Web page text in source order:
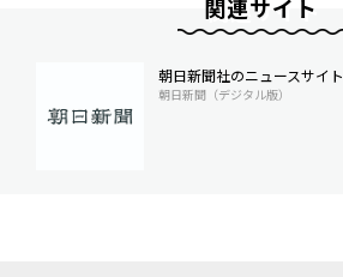
関連サイト
朝日新聞社のニュースサイト
朝日新聞（デジタル版）